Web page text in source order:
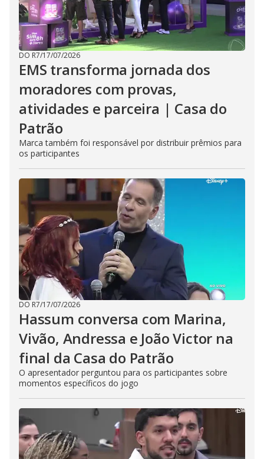
DO R7/17/07/2026
EMS transforma jornada dos
moradores com provas,
atividades e parceira | Casa do
Patrão
Marca também foi responsável por distribuir prêmios para
os participantes
DO R7/17/07/2026
Hassum conversa com Marina,
Vivão, Andressa e João Victor na
final da Casa do Patrão
O apresentador perguntou para os participantes sobre
momentos específicos do jogo